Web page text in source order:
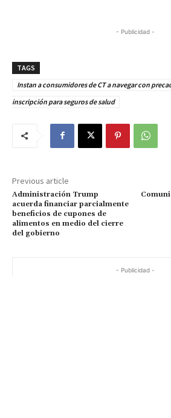
- Publicidad -
TAGS
Instan a consumidores de CT a navegar con
inscripción para seguros de salud
Previous article
Administración Trump
acuerda financiar parcialmente
beneficios de cupones de
alimentos en medio del cierre
del gobierno
- Publicidad -